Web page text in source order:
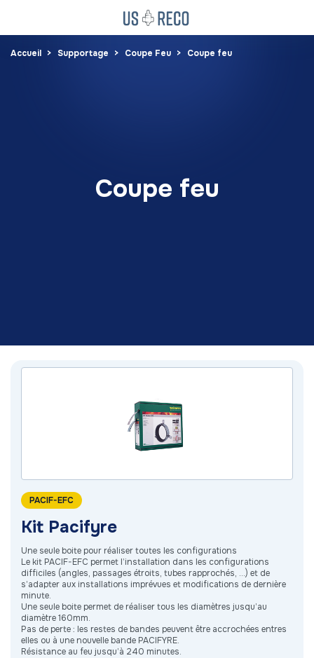
Accueil Supportage Coupe Feu Coupe feu
Coupe feu
PACIF-EFC
Kit Pacifyre
Une seule boite pour réaliser toutes les configurations
Le kit PACIF-EFC permet l’installation dans les configurations
difficiles (angles, passages étroits, tubes rapprochés, ...) et de
s’adapter aux installations imprévues et modifications de dernière
minute.
Une seule boite permet de réaliser tous les diamètres jusqu’au
diamètre 160mm.
Pas de perte : les restes de bandes peuvent être accrochées entres
elles ou à une nouvelle bande PACIFYRE.
Résistance au feu jusqu’à 240 minutes.